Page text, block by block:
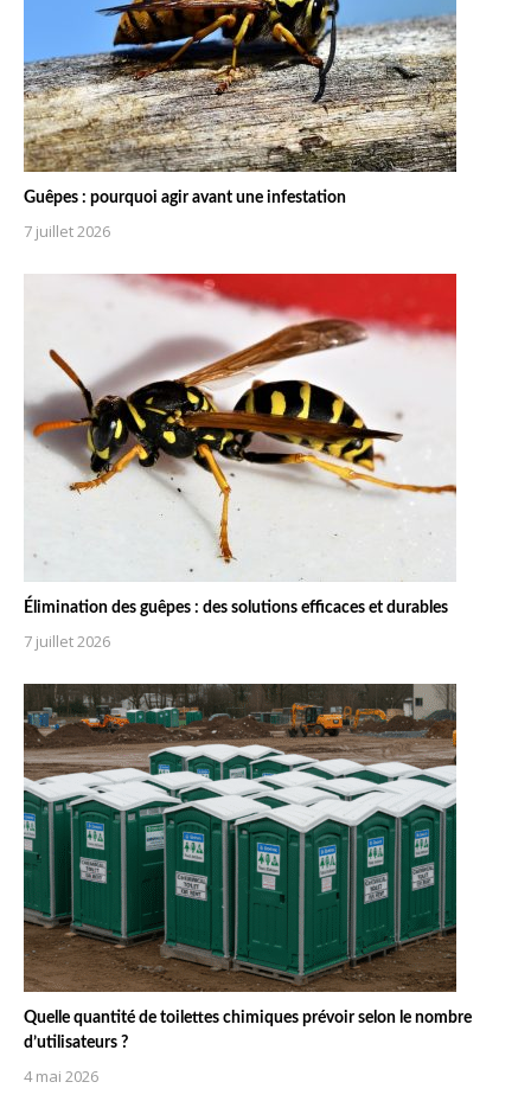
Guêpes : pourquoi agir avant une infestation
7 juillet 2026
Élimination des guêpes : des solutions efficaces et durables
7 juillet 2026
Quelle quantité de toilettes chimiques prévoir selon le nombre
d’utilisateurs ?
4 mai 2026